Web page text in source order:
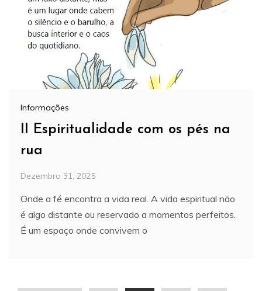
Informações
II Espiritualidade com os pés na
rua
Dezembro 31, 2025
Onde a fé encontra a vida real. A vida espiritual não
é algo distante ou reservado a momentos perfeitos.
É um espaço onde convivem o